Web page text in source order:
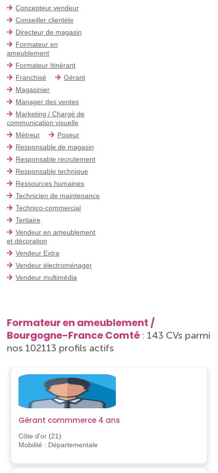
Concepteur vendeur
Conseiller clientèle
Directeur de magasin
Formateur en
ameublement
Formateur Itinérant
Franchisé
Gérant
Magasinier
Manager des ventes
Marketing / Chargé de
communication visuelle
Métreur
Poseur
Responsable de magasin
Responsable recrutement
Responsable technique
Ressources humaines
Technicien de maintenance
Technico-commercial
Tertiaire
Vendeur en ameublement
et décoration
Vendeur Extra
Vendeur électroménager
Vendeur multimédia
Formateur en ameublement /
Bourgogne-France Comté : 143 CVs parmi
nos 102113 profils actifs
Gérant commmerce 4 ans
Côte d'or (21)
Mobilité : Départementale